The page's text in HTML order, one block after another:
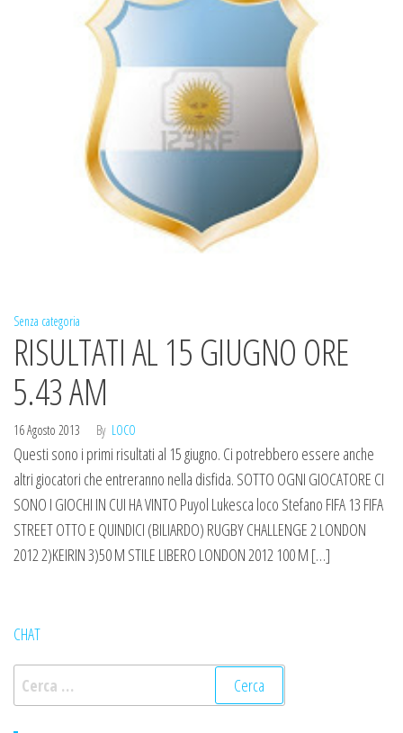
Senza categoria
RISULTATI AL 15 GIUGNO ORE
5.43 AM
16 Agosto 2013 By LOCO
Questi sono i primi risultati al 15 giugno. Ci potrebbero essere anche
altri giocatori che entreranno nella disfida. SOTTO OGNI GIOCATORE CI
SONO I GIOCHI IN CUI HA VINTO Puyol Lukesca loco Stefano FIFA 13 FIFA
STREET OTTO E QUINDICI (BILIARDO) RUGBY CHALLENGE 2 LONDON
2012 2)KEIRIN 3)50 M STILE LIBERO LONDON 2012 100 M […]
CHAT
Ricerca
per: